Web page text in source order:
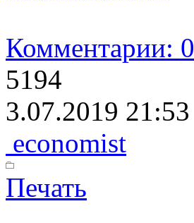
Комментарии: 0
5194
3.07.2019 21:53
economist
Печать